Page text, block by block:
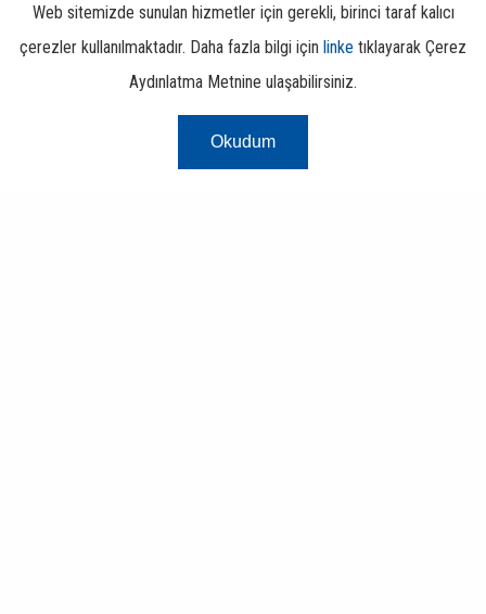
Web sitemizde sunulan hizmetler için gerekli, birinci taraf kalıcı
çerezler kullanılmaktadır. Daha fazla bilgi için linke tıklayarak Çerez
Aydınlatma Metnine ulaşabilirsiniz.
Okudum